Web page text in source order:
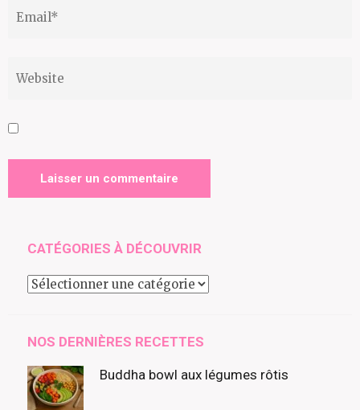
CATÉGORIES À DÉCOUVRIR
Catégories
NOS DERNIÈRES RECETTES
Buddha bowl aux légumes rôtis